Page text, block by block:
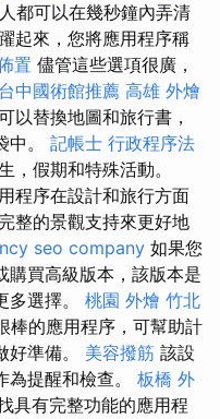
都可以在幾秒鐘內弄清
起來，您將應用程序稱
置 儘管這些選項很廣，
台中國術館推薦 高雄 外燴
以替換地圖和旅行書，
中。 記帳士 行政程序法
，假期和特殊活動。
程序在設計和旅行方面
整的景觀支持來更好地
seo company 如果您
購買高級版本，該版本是
多選擇。 桃園 外燴 竹北
棒的應用程序，可幫助計
好準備。 美容撥筋 該設
提醒和檢查。 板橋 外
具有完整功能的應用程